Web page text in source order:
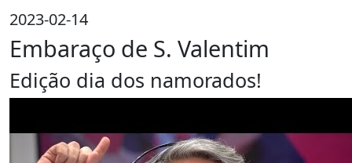
2023-02-14
Embaraço de S. Valentim
Edição dia dos namorados!